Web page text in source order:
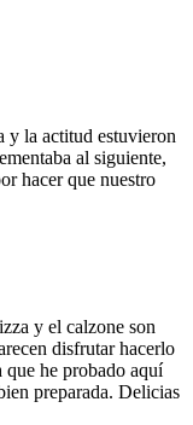
y la actitud estuvieron
al siguiente,
hacer que nuestro
y el calzone son
disfrutar hacerlo
he probado aquí
preparada. Delicias